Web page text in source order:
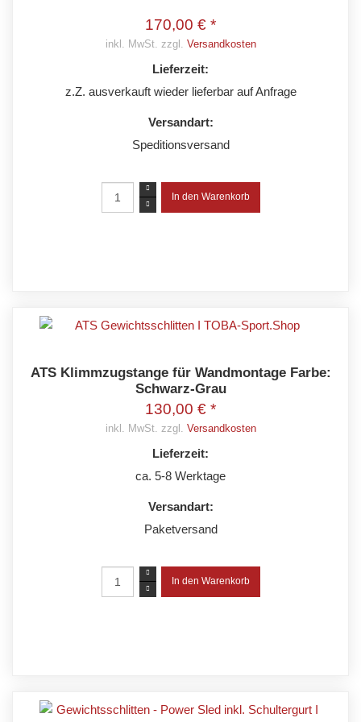
170,00 € *
inkl. MwSt. zzgl. Versandkosten
Lieferzeit:
z.Z. ausverkauft wieder lieferbar auf Anfrage
Versandart:
Speditionsversand
ATS Klimmzugstange für Wandmontage Farbe:
Schwarz-Grau
130,00 € *
inkl. MwSt. zzgl. Versandkosten
Lieferzeit:
ca. 5-8 Werktage
Versandart:
Paketversand